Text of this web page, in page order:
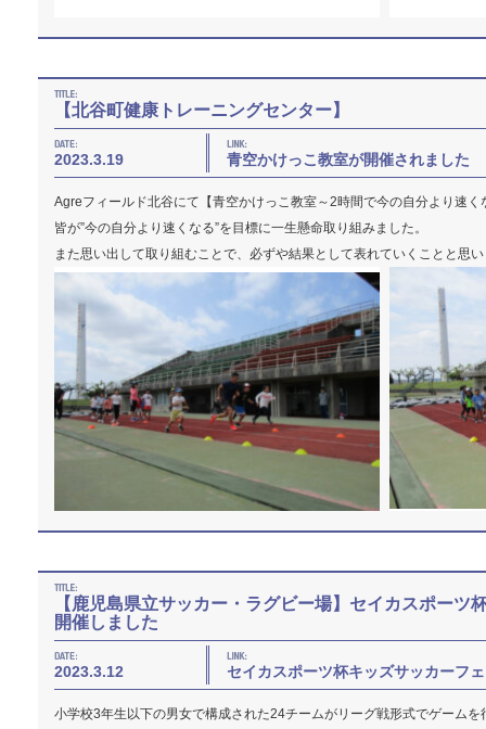
【北谷町健康トレーニングセンター】
2023.3.19 青空かけっこ教室が開催されました
Agreフィールド北谷にて【青空かけっこ教室～2時間で今の自分より速く
皆が”今の自分より速くなる”を目標に一生懸命取り組みました。
また思い出して取り組むことで、必ずや結果として表れていくことと思
【鹿児島県立サッカー・ラグビー場】セイカスポーツ
開催しました
2023.3.12 セイカスポーツ杯キッズサッカーフ
小学校3年生以下の男女で構成された24チームがリーグ戦形式でゲームを